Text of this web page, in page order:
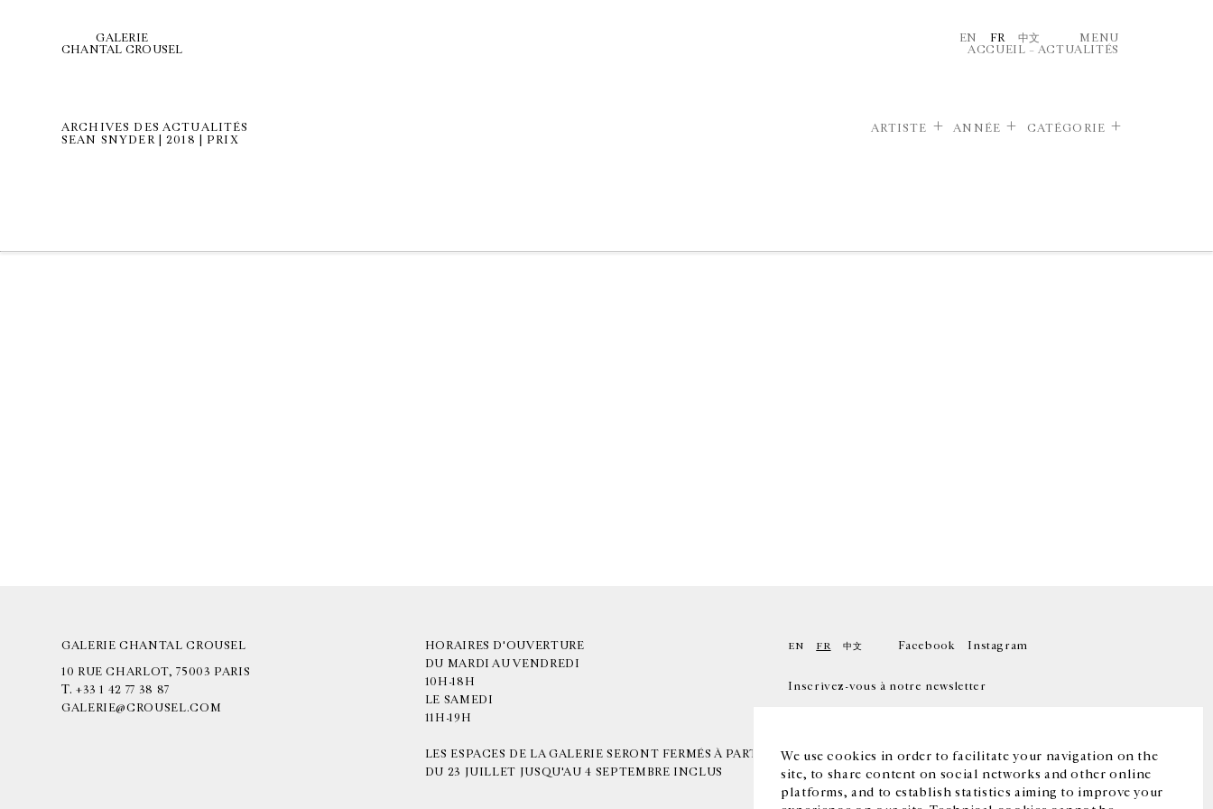
We use cookies in order to facilitate your navigation on the
site, to share content on social networks and other online
platforms, and to establish statistics aiming to improve your
GALERIE
CHANTAL CROUSEL
EN FR 中文
MENU
ACCUEIL – ACTUALITÉS
ARCHIVES DES ACTUALITÉS
SEAN SNYDER | 2018 | PRIX
ARTISTE ANNÉE CATÉGORIE
GALERIE CHANTAL CROUSEL
10 RUE CHARLOT, 75003 PARIS
T. +33 1 42 77 38 87
GALERIE@CROUSEL.COM
HORAIRES D'OUVERTURE
DU MARDI AU VENDREDI
10H-18H
LE SAMEDI
11H-19H
LES ESPACES DE LA GALERIE SERONT FERMÉS À PARTIR
DU 23 JUILLET JUSQU'AU 4 SEPTEMBRE INCLUS
EN FR 中文 Facebook Instagram
Inscrivez-vous à notre newsletter